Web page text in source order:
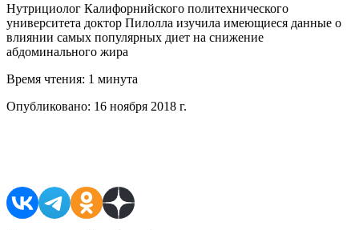
Нутрициолог Калифорнийского политехнического
университета доктор Пилолла изучила имеющиеся данные о
влиянии самых популярных диет на снижение
абдоминального жира
Время чтения: 1 минута
Опубликовано: 16 ноября 2018 г.